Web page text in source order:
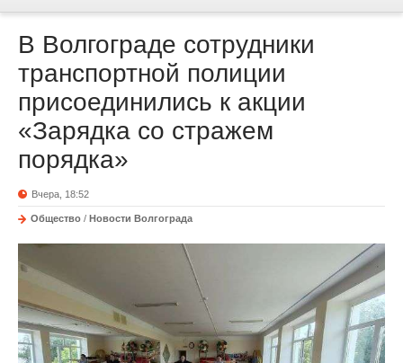
В Волгограде сотрудники
транспортной полиции
присоединились к акции
«Зарядка со стражем
порядка»
Вчера, 18:52
Общество / Новости Волгограда